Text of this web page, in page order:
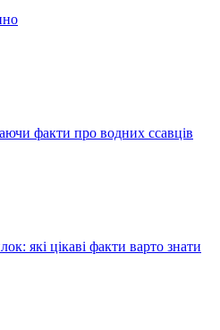
факти про водних ссавців
які цікаві факти варто знати